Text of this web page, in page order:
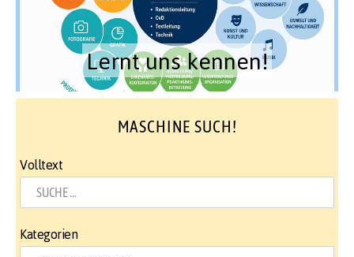
Lernt uns kennen!
MASCHINE SUCH!
Volltext
Kategorien